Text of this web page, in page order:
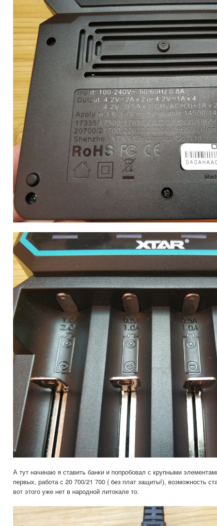
А тут начинаю я ставить банки и попробовал с крупными
первых, работа с 20 700/21 700 ( без плат защиты!), возможность
вот этого уже нет в народной литокале то.